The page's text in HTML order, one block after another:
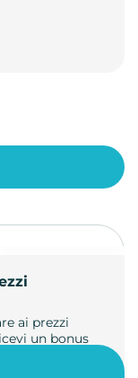
ai prezzi
un bonus